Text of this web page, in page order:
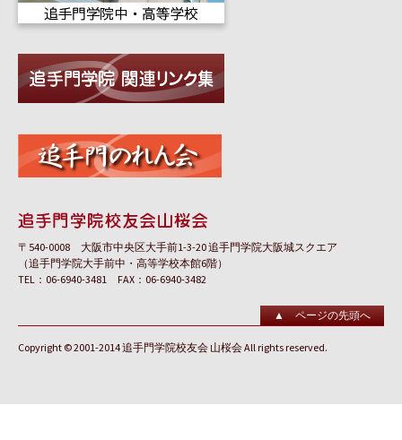
〒540-0008 大阪市中央区大手前1-3-20 追手門学院大阪城スクエア
（追手門学院大手前中・高等学校本館6階）
TEL：06-6940-3481 FAX：06-6940-3482
▲ ページの先頭へ
Copyright © 2001-2014 追手門学院校友会 山桜会 All rights reserved.